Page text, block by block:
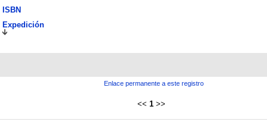
ISBN
Expedición
Enlace permanente a este registro
<< 1 >>